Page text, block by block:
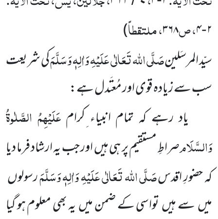
۲-۴، ص۳۶۸، ملتقطاً)
سیّد المرسَلینصَلَّی اللہ تَعَالٰی عَلَیْہِ وَاٰلِہٖ وَسَلَّمَکی شریعت
سب سے زیادہ قوی اور مُعتَدل ہے:
یاد رہے کہ تمام انبیاء ِکرامعَلَیْہِمُ الصَّلٰوۃُ
وَالسَّلَامصراطِ مستقیم پر ہی ہیں اور جب یہ ارشاد فرما دیا
کہ حضورِ اقدسصَلَّیاللہ تَعَالٰی عَلَیْہِ وَاٰلِہٖ وَسَلَّمَرسولوں
میں سے ہیں تواسی کے ضمن میں یہ بھی معلوم ہو گیا